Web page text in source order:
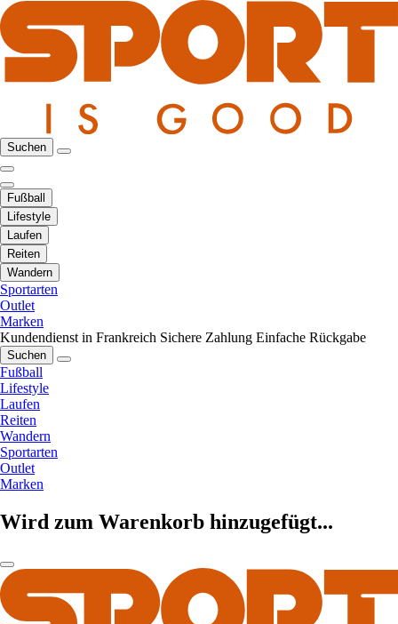
Suchen
Fußball
Lifestyle
Laufen
Reiten
Wandern
Sportarten
Outlet
Marken
Kundendienst in Frankreich Sichere Zahlung Einfache Rückgabe
Suchen
Fußball
Lifestyle
Laufen
Reiten
Wandern
Sportarten
Outlet
Marken
Wird zum Warenkorb hinzugefügt...